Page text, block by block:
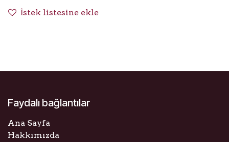
İstek listesine ekle
Faydalı bağlantılar
Ana Sayfa
Hakkımızda